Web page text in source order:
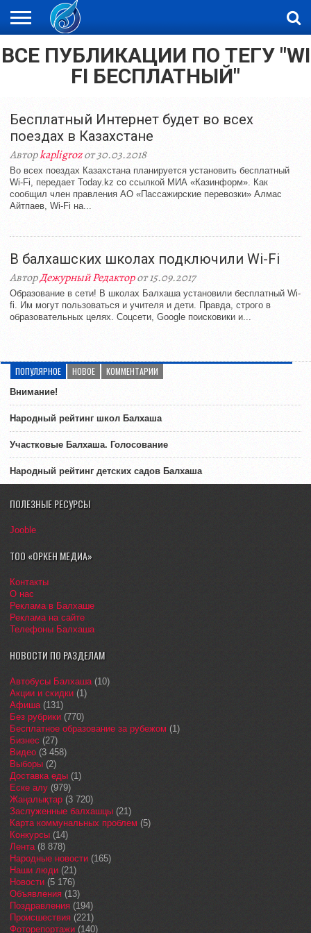
ЖАҢАЛЫҚТАР
НОВОСТИ
ВИДЕО
ФОТОРЕПОРТАЖИ
ОРКЕН
ВСЕ ПУБЛИКАЦИИ ПО ТЕГУ "WI
FI БЕСПЛАТНЫЙ"
Бесплатный Интернет будет во всех
поездах в Казахстане
Авторkapligrozот 30.03.2018
Во всех поездах Казахстана планируется установить бесплатный
Wi-Fi, передает Today.kz со ссылкой МИА «Казинформ». Как
сообщил член правления АО «Пассажирские перевозки» Алмас
Айтпаев, Wi-Fi на...
В балхашских школах подключили Wi-Fi
АвторДежурный Редакторот 15.09.2017
Образование в сети! В школах Балхаша установили бесплатный Wi-
fi. Им могут пользоваться и учителя и дети. Правда, строго в
образовательных целях. Соцсети, Google поисковики и...
ПОПУЛЯРНОЕ НОВОЕ КОММЕНТАРИИ
Внимание!
Народный рейтинг школ Балхаша
Участковые Балхаша. Голосование
Народный рейтинг детских садов Балхаша
ПОЛЕЗНЫЕ РЕСУРСЫ
Jooble
ТОО «ОРКЕН МЕДИА»
Контакты
О нас
Реклама в Балхаше
Реклама на сайте
Телефоны Балхаша
НОВОСТИ ПО РАЗДЕЛАМ
Автобусы Балхаша(10)
Акции и скидки (1)
Афиша(131)
Без рубрики (770)
Бесплатное образование за рубежом (1)
Бизнес (27)
Видео (3 458)
Выборы (2)
Доставка еды (1)
Еске алу (979)
Жаңалықтар (3 720)
Заслуженные балхашцы (21)
Карта коммунальных проблем (5)
Конкурсы (14)
Лента(8 878)
Народные новости (165)
Наши люди (21)
Новости (5 176)
Объявления (13)
Поздравления (194)
Происшествия (221)
Фоторепортажи (140)